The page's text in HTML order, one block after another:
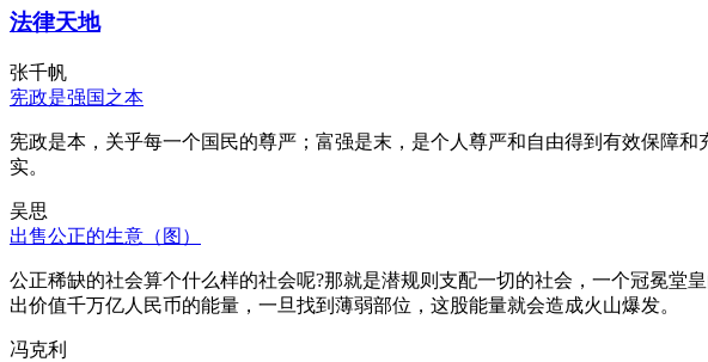
法律天地
张千帆
宪政是强国之本
宪政是本，关乎每一个国民的尊严；富强是末，是个人尊严和自由得到有效保障
实。
吴思
出售公正的生意（图）
公正稀缺的社会算个什么样的社会呢?那就是潜规则支配一切的社会，一个冠冕
出价值千万亿人民币的能量，一旦找到薄弱部位，这股能量就会造成火山爆发。
冯克利